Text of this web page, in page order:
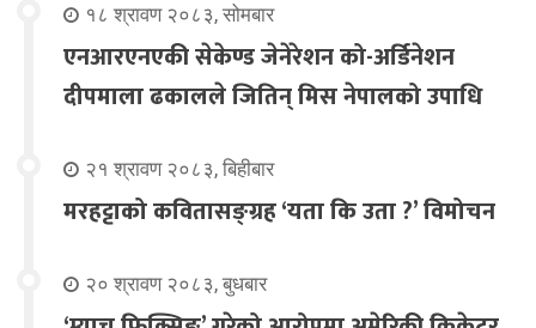
१८ श्रावण २०८३, सोमबार
एनआरएनएकी सेकेण्ड जेनेरेशन को-अर्डिनेशन
दीपमाला ढकालले जितिन् मिस नेपालको उपाधि
२१ श्रावण २०८३, बिहीबार
मरहट्टाको कवितासङ्ग्रह ‘यता कि उता ?’ विमोचन
२० श्रावण २०८३, बुधबार